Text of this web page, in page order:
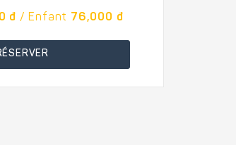
đ / Enfant 76,000 đ